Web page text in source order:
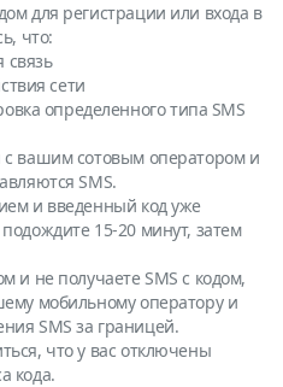
для регистрации или входа в
что:
связь
сети
определенного типа SMS
с вашим сотовым оператором и
SMS.
и введенный код уже
15-20 минут, затем
и не получаете SMS с кодом,
мобильному оператору и
SMS за границей.
что у вас отключены
кода.